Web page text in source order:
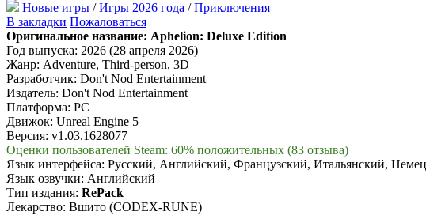
Новые игры /Игры 2026 года /Приключения
В закладки Пожаловаться
Оригинальное название: Aphelion: Deluxe Edition
Год выпуска: 2026 (28 апреля 2026)
Жанр: Adventure, Third-person, 3D
Разработчик: Don't Nod Entertainment
Издатель: Don't Nod Entertainment
Платформа: PC
Движок: Unreal Engine 5
Версия: v1.03.1628077
Оценки пользователей Steam: 60% положительных (83 отзыва)
Язык интерфейса: Русский, Английский, Французский, Итальянский,
Язык озвучки: Английский
Тип издания: RePack
Лекарство: Вшито (CODEX-RUNE)